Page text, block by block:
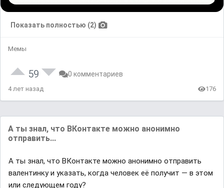
Показать полностью (2)
Мемы
59 0 комментариев
4 лет назад 176
А ты знал, что ВКонтакте можно анонимно
отправить...
А ты знал, что ВКонтакте можно анонимно отправить
валентинку и указать, когда человек её получит — в этом
или следующем году?